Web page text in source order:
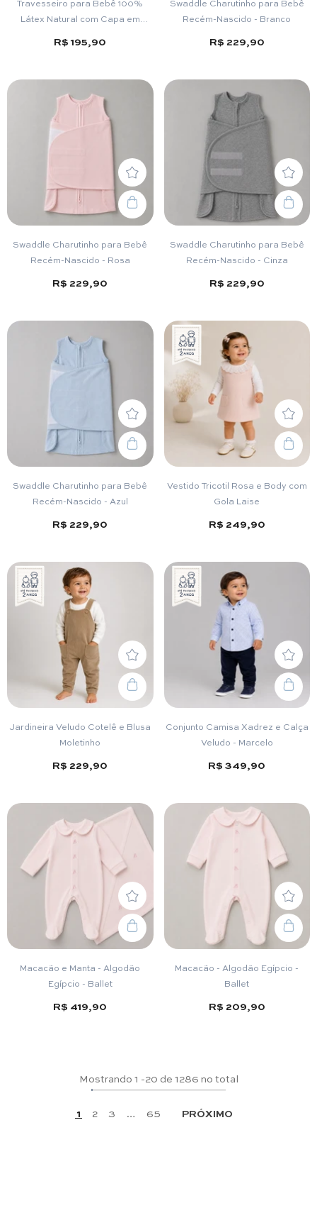
Travesseiro para Bebê 100%
Látex Natural com Capa em
R$ 195,90
Swaddle Charutinho para Bebê
Recém-Nascido - Branco
R$ 229,90
Swaddle Charutinho para Bebê
Recém-Nascido - Rosa
R$ 229,90
Swaddle Charutinho para Bebê
Recém-Nascido - Cinza
R$ 229,90
Swaddle Charutinho para Bebê
Recém-Nascido - Azul
R$ 229,90
Vestido Tricotil Rosa e Body com
Gola Laise
R$ 249,90
Jardineira Veludo Cotelê e Blusa
Moletinho
R$ 229,90
Conjunto Camisa Xadrez e Calça
Veludo - Marcelo
R$ 349,90
Macacão e Manta - Algodão
Egípcio - Ballet
R$ 419,90
Macacão - Algodão Egípcio -
Ballet
R$ 209,90
Mostrando 1 -20 de 1286 no total
1 2 3 … 65 PRÓXIMO